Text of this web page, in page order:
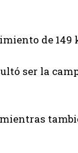
de 149
ser la